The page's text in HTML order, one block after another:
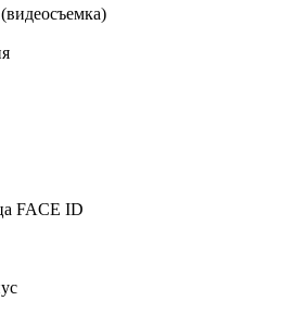
FACE ID